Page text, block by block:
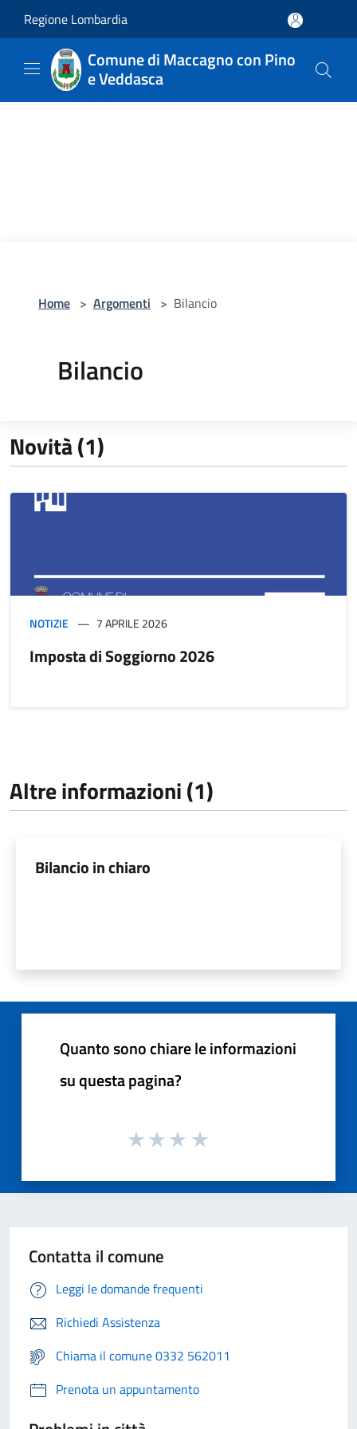
Regione Lombardia
Comune di Maccagno con Pino
e Veddasca
Home > Argomenti > Bilancio
Bilancio
Novità (1)
NOTIZIE 7 APRILE 2026
Imposta di Soggiorno 2026
Altre informazioni (1)
Bilancio in chiaro
Quanto sono chiare le informazioni
su questa pagina?
Contatta il comune
Leggi le domande frequenti
Richiedi Assistenza
Chiama il comune 0332 562011
Prenota un appuntamento